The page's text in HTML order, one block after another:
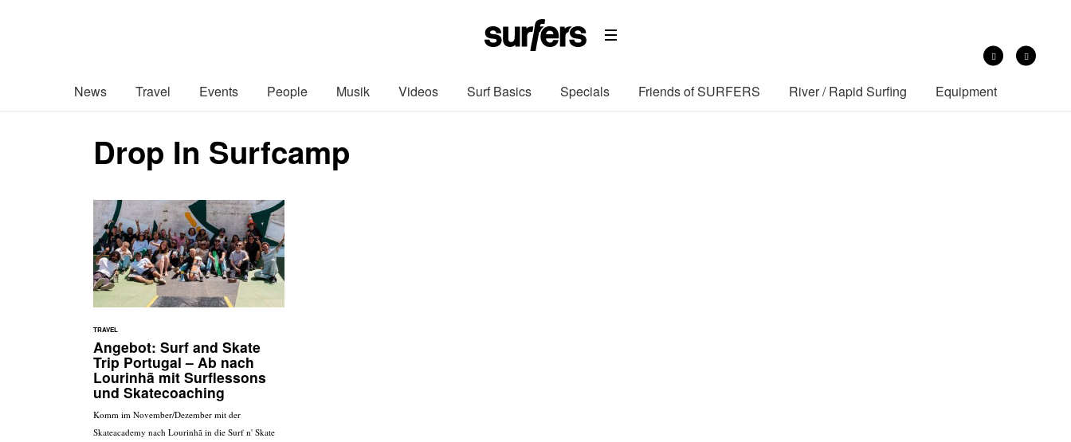
News Travel Events People Musik Videos Surf Basics Specials Friends of SURFERS River / Rapid Surfing Equipment
Drop In Surfcamp
TRAVEL
Angebot: Surf and Skate
Trip Portugal – Ab nach
Lourinhã mit Surflessons
und Skatecoaching
Komm im November/Dezember mit der
Skateacademy nach Lourinhã in die Surf n' Skate